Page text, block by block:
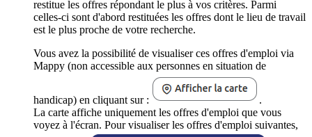
restitue les offres répondant le plus à vos critères. Parmi
celles-ci sont d'abord restituées les offres dont le lieu de travail
est le plus proche de votre recherche.
Vous avez la possibilité de visualiser ces offres d'emploi via
Mappy (non accessible aux personnes en situation de
handicap) en cliquant sur :
.
La carte affiche uniquement les offres d'emploi que vous
voyez à l'écran. Pour visualiser les offres d'emploi suivantes,